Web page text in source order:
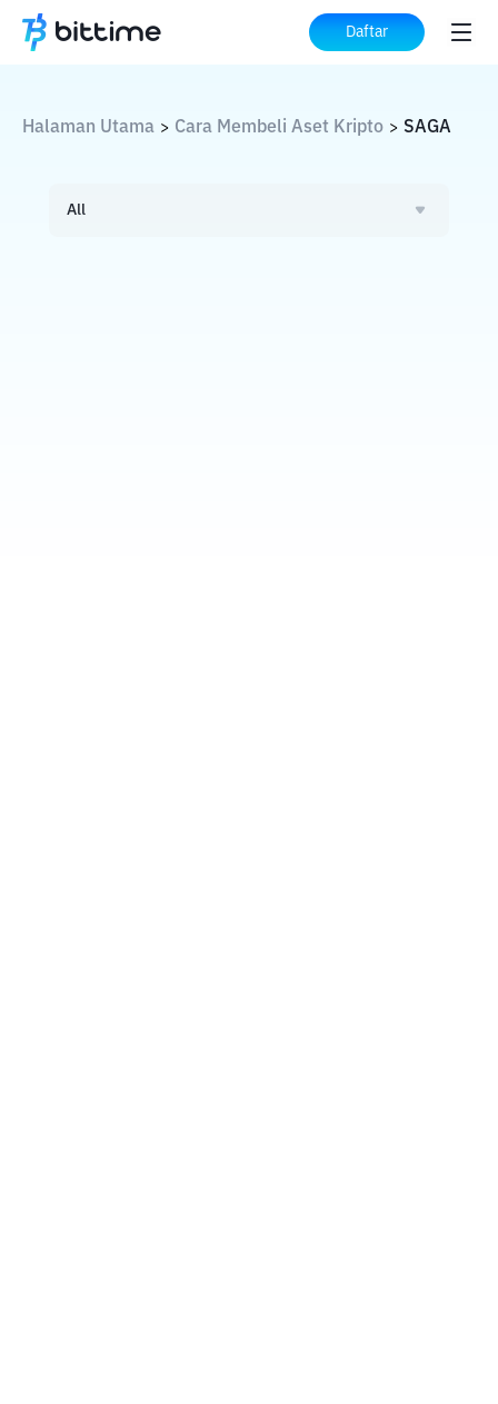
Daftar
Halaman Utama > Cara Membeli Aset Kripto > SAGA
All